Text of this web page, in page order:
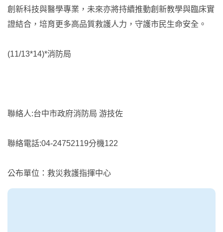
創新科技與醫學專業，未來亦將持續推動創新教學與臨床實
證結合，培育更多高品質救護人力，守護市民生命安全。
(11/13*14)*消防局
聯絡人:台中市政府消防局 游技佐
聯絡電話:04-24752119分機122
公布單位：救災救護指揮中心